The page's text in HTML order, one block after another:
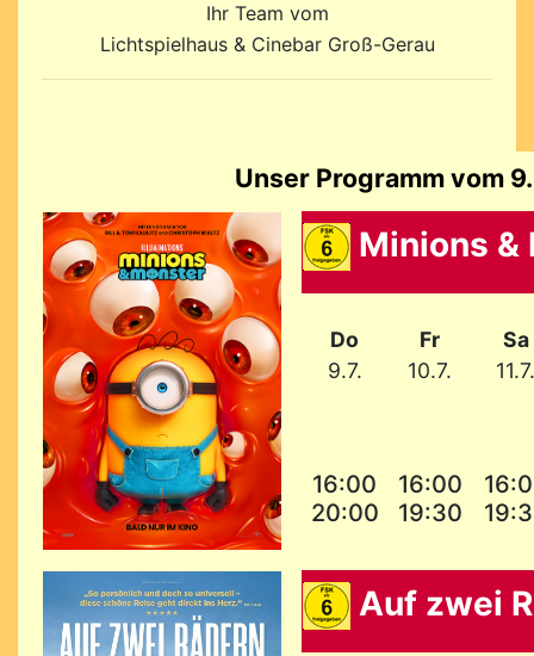
Ihr Team vom
Lichtspielhaus & Cinebar Groß-Gerau
Unser Programm vom
Minions &
Do
9.7.
Fr
10.7.
Sa
11.7.
16:00
20:00
16:00
19:30
Auf zwei